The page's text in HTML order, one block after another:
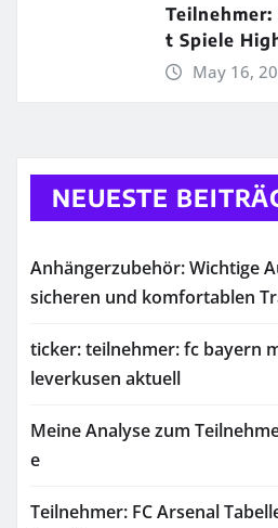
t Spiele
May 16,
NEUESTE
Anhängerzubehör: Wichtige
sicheren und komfortablen
ticker: teilnehmer: fc bayern
leverkusen aktuell
Meine Analyse zum
e
Teilnehmer: FC Arsenal